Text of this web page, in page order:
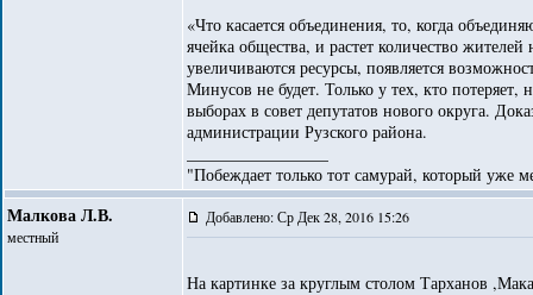
«Что касается объединения, то, когда
ячейка общества, и растет количество
увеличиваются ресурсы, появляется
Минусов не будет. Только у тех, кто потеряет,
выборах в совет депутатов нового округа.
администрации Рузского района.
"Побеждает только тот самурай, который уже
Малкова Л.В.
местный
Добавлено: Ср Дек 28, 2016 15:26
На картинке за круглым столом Тарханов